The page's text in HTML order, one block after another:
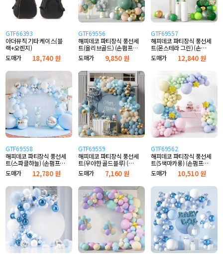
GTF66393
아더뮤직 기타 케이스(블
랙+오렌지)
도매가
18,740 원
GTF69556
해피데코 파티장식 풍선세
트(올리브골드) (손펌프포
함)
도매가 9,850 원
GTF69557
해피데코 파티장식 풍선세
트(몬스테라 그린) (손펌
프포함)
도매가 12,840 원
GTF69558
해피데코 파티장식 풍선세
트(스파클하늘) (손펌프포
함)
도매가 12,780 원
GTF69559
해피데코 파티장식 풍선세
트(우아한 골드블루) (손
펌프포함)
도매가 7,160 원
GTF69562
해피데코 파티장식 풍선세
트(5색마카롱) (손펌프포
함)
도매가 10,510 원